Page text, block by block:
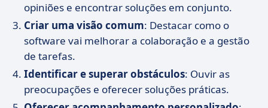
opiniões e encontrar soluções em conjunto.
Criar uma visão comum: Destacar como o
software vai melhorar a colaboração e a gestão
de tarefas.
Identificar e superar obstáculos: Ouvir as
preocupações e oferecer soluções práticas.